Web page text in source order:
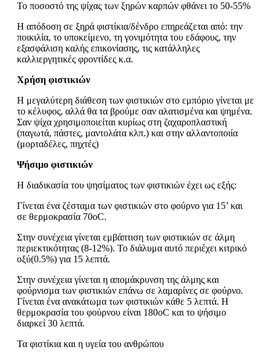
Το ποσοστό της ψίχας των ξηρών καρπών φθάνει το 50-55%
Η απόδοση σε ξηρά φιστίκια/δένδρο επηρεάζεται από: την
ποικιλία, το υποκείμενο, τη γονιμότητα του εδάφους, την
εξασφάλιση καλής επικονίασης, τις κατάλληλες
καλλιεργητικές φροντίδες κ.α.
Χρήση φιστικιών
Η μεγαλύτερη διάθεση των φιστικιών στο εμπόριο γίνεται με
το κέλυφος, αλλά θα τα βρούμε σαν αλατισμένα και ψημένα.
Σαν ψίχα χρησιμοποιείται κυρίως στη ζαχαροπλαστική
(παγωτά, πάστες, μαντολάτα κλπ.) και στην αλλαντοποιία
(μορταδέλες, πηχτές)
Ψήσιμο φιστικιών
Η διαδικασία του ψησίματος των φιστικιών έχει ως εξής:
Γίνεται ένα ζέσταμα των φιστικιών στο φούρνο για 15’ και
σε θερμοκρασία 70οC.
Στην συνέχεια γίνεται εμβάπτιση των φιστικιών σε άλμη
περιεκτικότητας (8-12%). Το διάλυμα αυτό περιέχει κιτρικό
οξύ(0.5%) για 15 λεπτά.
Στην συνέχεια γίνεται η απομάκρυνση της άλμης και
φούρνισμα των φιστικιών επάνω σε λαμαρίνες σε φούρνο.
Γίνεται ένα ανακάτωμα των φιστικιών κάθε 5 λεπτά. Η
θερμοκρασία του φούρνου είναι 180οC και το ψήσιμο
διαρκεί 30 λεπτά.
Τα φιστίκια και η υγεία του ανθρώπου